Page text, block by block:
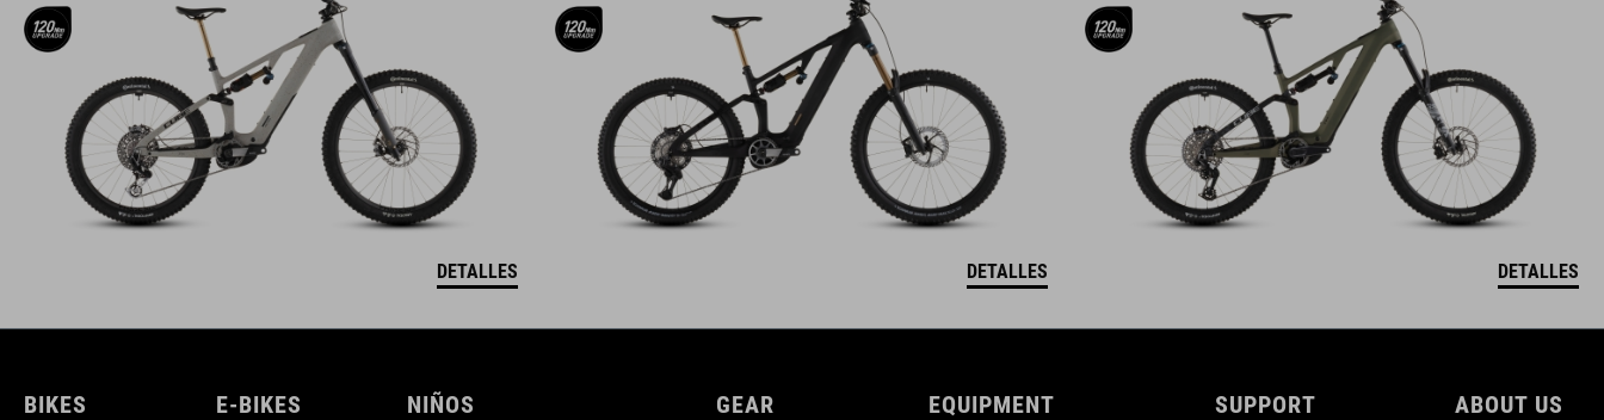
DETALLES DETALLES DETALLES
BIKES E-BIKES NIÑOS GEAR EQUIPMENT SUPPORT ABOUT US